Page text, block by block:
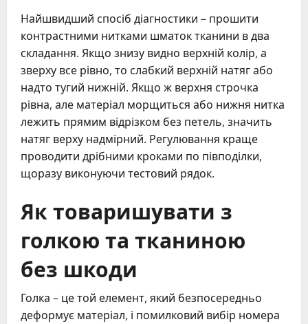
Найшвидший спосіб діагностики – прошити
контрастними нитками шматок тканини в два
складання. Якщо знизу видно верхній колір, а
зверху все рівно, то слабкий верхній натяг або
надто тугий нижній. Якщо ж верхня строчка
рівна, але матеріал морщиться або нижня нитка
лежить прямим відрізком без петель, значить
натяг верху надмірний. Регулювання краще
проводити дрібними кроками по півподілки,
щоразу виконуючи тестовий рядок.
Як товаришувати з
голкою та тканиною
без шкоди
Голка – це той елемент, який безпосередньо
деформує матеріал, і помилковий вибір номера